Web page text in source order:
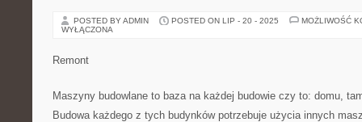
POSTED BY ADMIN POSTED ON LIP - 20 - 2025
MOŻLIWOŚĆ
WYŁĄCZONA
Remont
Maszyny budowlane to baza na każdej budowie czy to: domu,
Budowa każdego z tych budynków potrzebuje użycia innych